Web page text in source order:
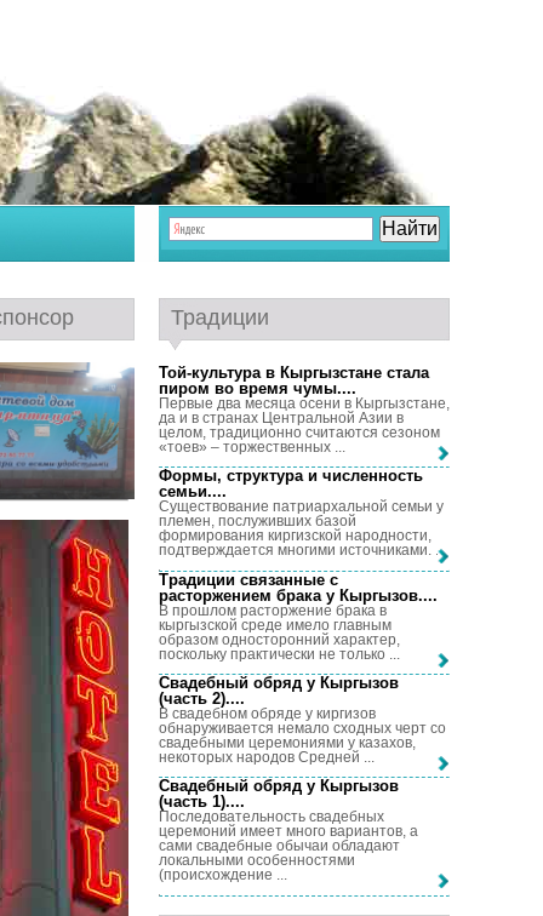
Традиции
Той-культура в Кыргызстане стала
пиром во время чумы....
Первые два месяца осени в Кыргызстане,
да и в странах Центральной Азии в
целом, традиционно считаются сезоном
«тоев» – торжественных ...
Формы, структура и численность
семьи....
Существование патриархальной семьи у
племен, послуживших базой
формирования киргизской народности,
подтверждается многими источниками. ...
Традиции связанные с
расторжением брака у Кыргызов....
В прошлом расторжение брака в
кыргызской среде имело главным
образом односторонний характер,
поскольку практически не только ...
Свадебный обряд у Кыргызов
(часть 2)....
В свадебном обряде у киргизов
обнаруживается немало сходных черт со
свадебными церемониями у казахов,
некоторых народов Средней ...
Свадебный обряд у Кыргызов
(часть 1)....
Последовательность свадебных
церемоний имеет много вариантов, а
сами свадебные обычаи обладают
локальными особенностями
(происхождение ...